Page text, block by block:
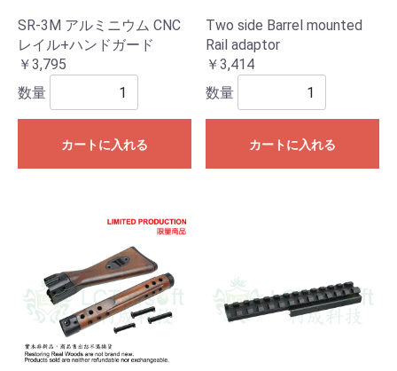
SR-3M アルミニウム CNC
レイル+ハンドガード
￥3,795
数量
カートに入れる
Two side Barrel mounted
Rail adaptor
￥3,414
数量
カートに入れる